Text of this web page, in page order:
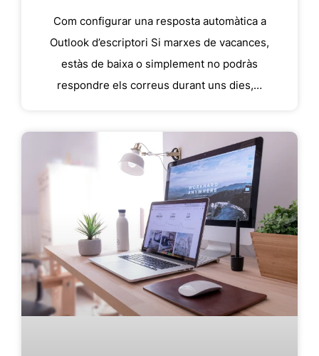
Com configurar una resposta automàtica a
Outlook d’escriptori Si marxes de vacances,
estàs de baixa o simplement no podràs
respondre els correus durant uns dies,…